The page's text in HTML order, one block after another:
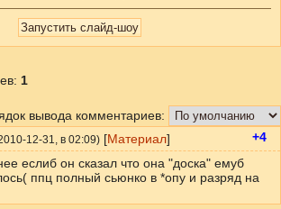
: 1
вывода комментариев:
12-31 , в 02:09) [Материал]
еслиб он сказал что она "доска" емуб
ппц полный сьюнко в *опу и разряд на
+4